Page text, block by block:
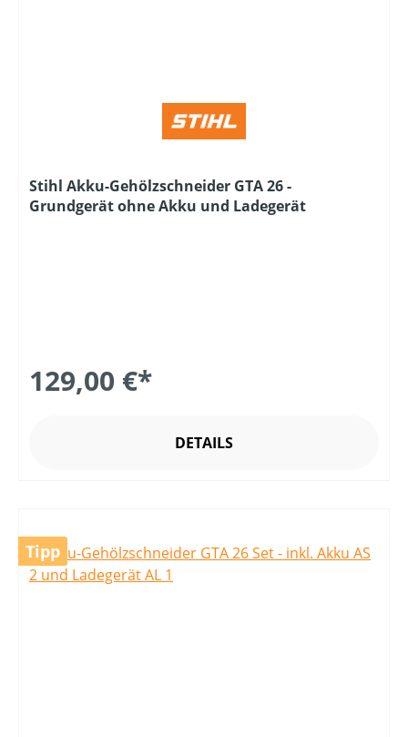
Stihl Akku-Gehölzschneider GTA 26 -
Grundgerät ohne Akku und Ladegerät
129,00 €*
DETAILS
Tipp